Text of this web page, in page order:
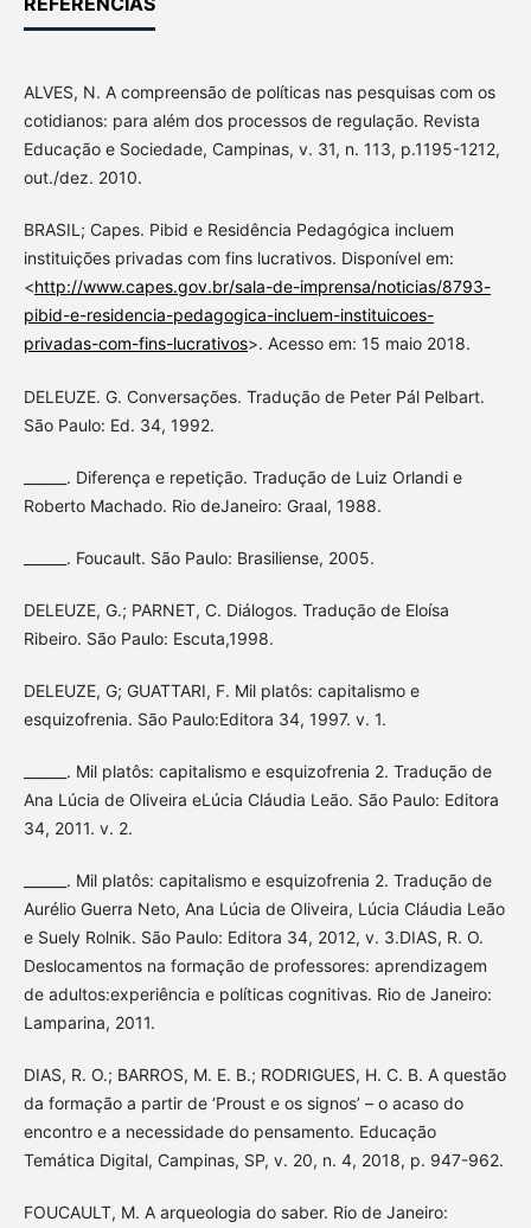
ALVES, N. A compreensão de políticas nas pesquisas com os
cotidianos: para além dos processos de regulação. Revista
Educação e Sociedade, Campinas, v. 31, n. 113, p.1195-1212,
out./dez. 2010.
BRASIL; Capes. Pibid e Residência Pedagógica incluem
instituições privadas com fins lucrativos. Disponível em:
<http://www.capes.gov.br/sala-de-imprensa/noticias/8793-
pibid-e-residencia-pedagogica-incluem-instituicoes-
privadas-com-fins-lucrativos>. Acesso em: 15 maio 2018.
DELEUZE. G. Conversações. Tradução de Peter Pál Pelbart.
São Paulo: Ed. 34, 1992.
______. Diferença e repetição. Tradução de Luiz Orlandi e
Roberto Machado. Rio deJaneiro: Graal, 1988.
______. Foucault. São Paulo: Brasiliense, 2005.
DELEUZE, G.; PARNET, C. Diálogos. Tradução de Eloísa
Ribeiro. São Paulo: Escuta,1998.
DELEUZE, G; GUATTARI, F. Mil platôs: capitalismo e
esquizofrenia. São Paulo:Editora 34, 1997. v. 1.
______. Mil platôs: capitalismo e esquizofrenia 2. Tradução de
Ana Lúcia de Oliveira eLúcia Cláudia Leão. São Paulo: Editora
34, 2011. v. 2.
______. Mil platôs: capitalismo e esquizofrenia 2. Tradução de
Aurélio Guerra Neto, Ana Lúcia de Oliveira, Lúcia Cláudia Leão
e Suely Rolnik. São Paulo: Editora 34, 2012, v. 3.DIAS, R. O.
Deslocamentos na formação de professores: aprendizagem
de adultos:experiência e políticas cognitivas. Rio de Janeiro:
Lamparina, 2011.
DIAS, R. O.; BARROS, M. E. B.; RODRIGUES, H. C. B. A questão
da formação a partir de ‘Proust e os signos’ – o acaso do
encontro e a necessidade do pensamento. Educação
Temática Digital, Campinas, SP, v. 20, n. 4, 2018, p. 947-962.
FOUCAULT, M. A arqueologia do saber. Rio de Janeiro: